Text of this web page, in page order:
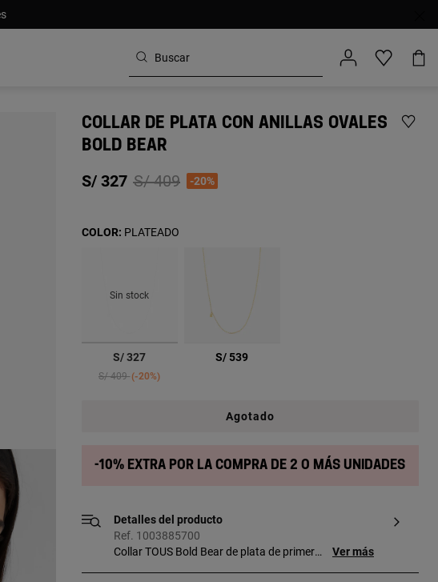
COLLAR DE PLATA CON ANILLAS OVALES
BOLD BEAR
S/ 327 Price reduced from
S/ 409to-20%
Sin stock
seleccionado
S/ 327
Price reduced from
S/ 409to-20%
S/ 539
COLOR: PLATEADO
Agotado
-10% extra por la compra de 2 o más unidades
Detalles del producto
Ref. 1003885700
Collar TOUS Bold Bear de plata de primera
Ver más